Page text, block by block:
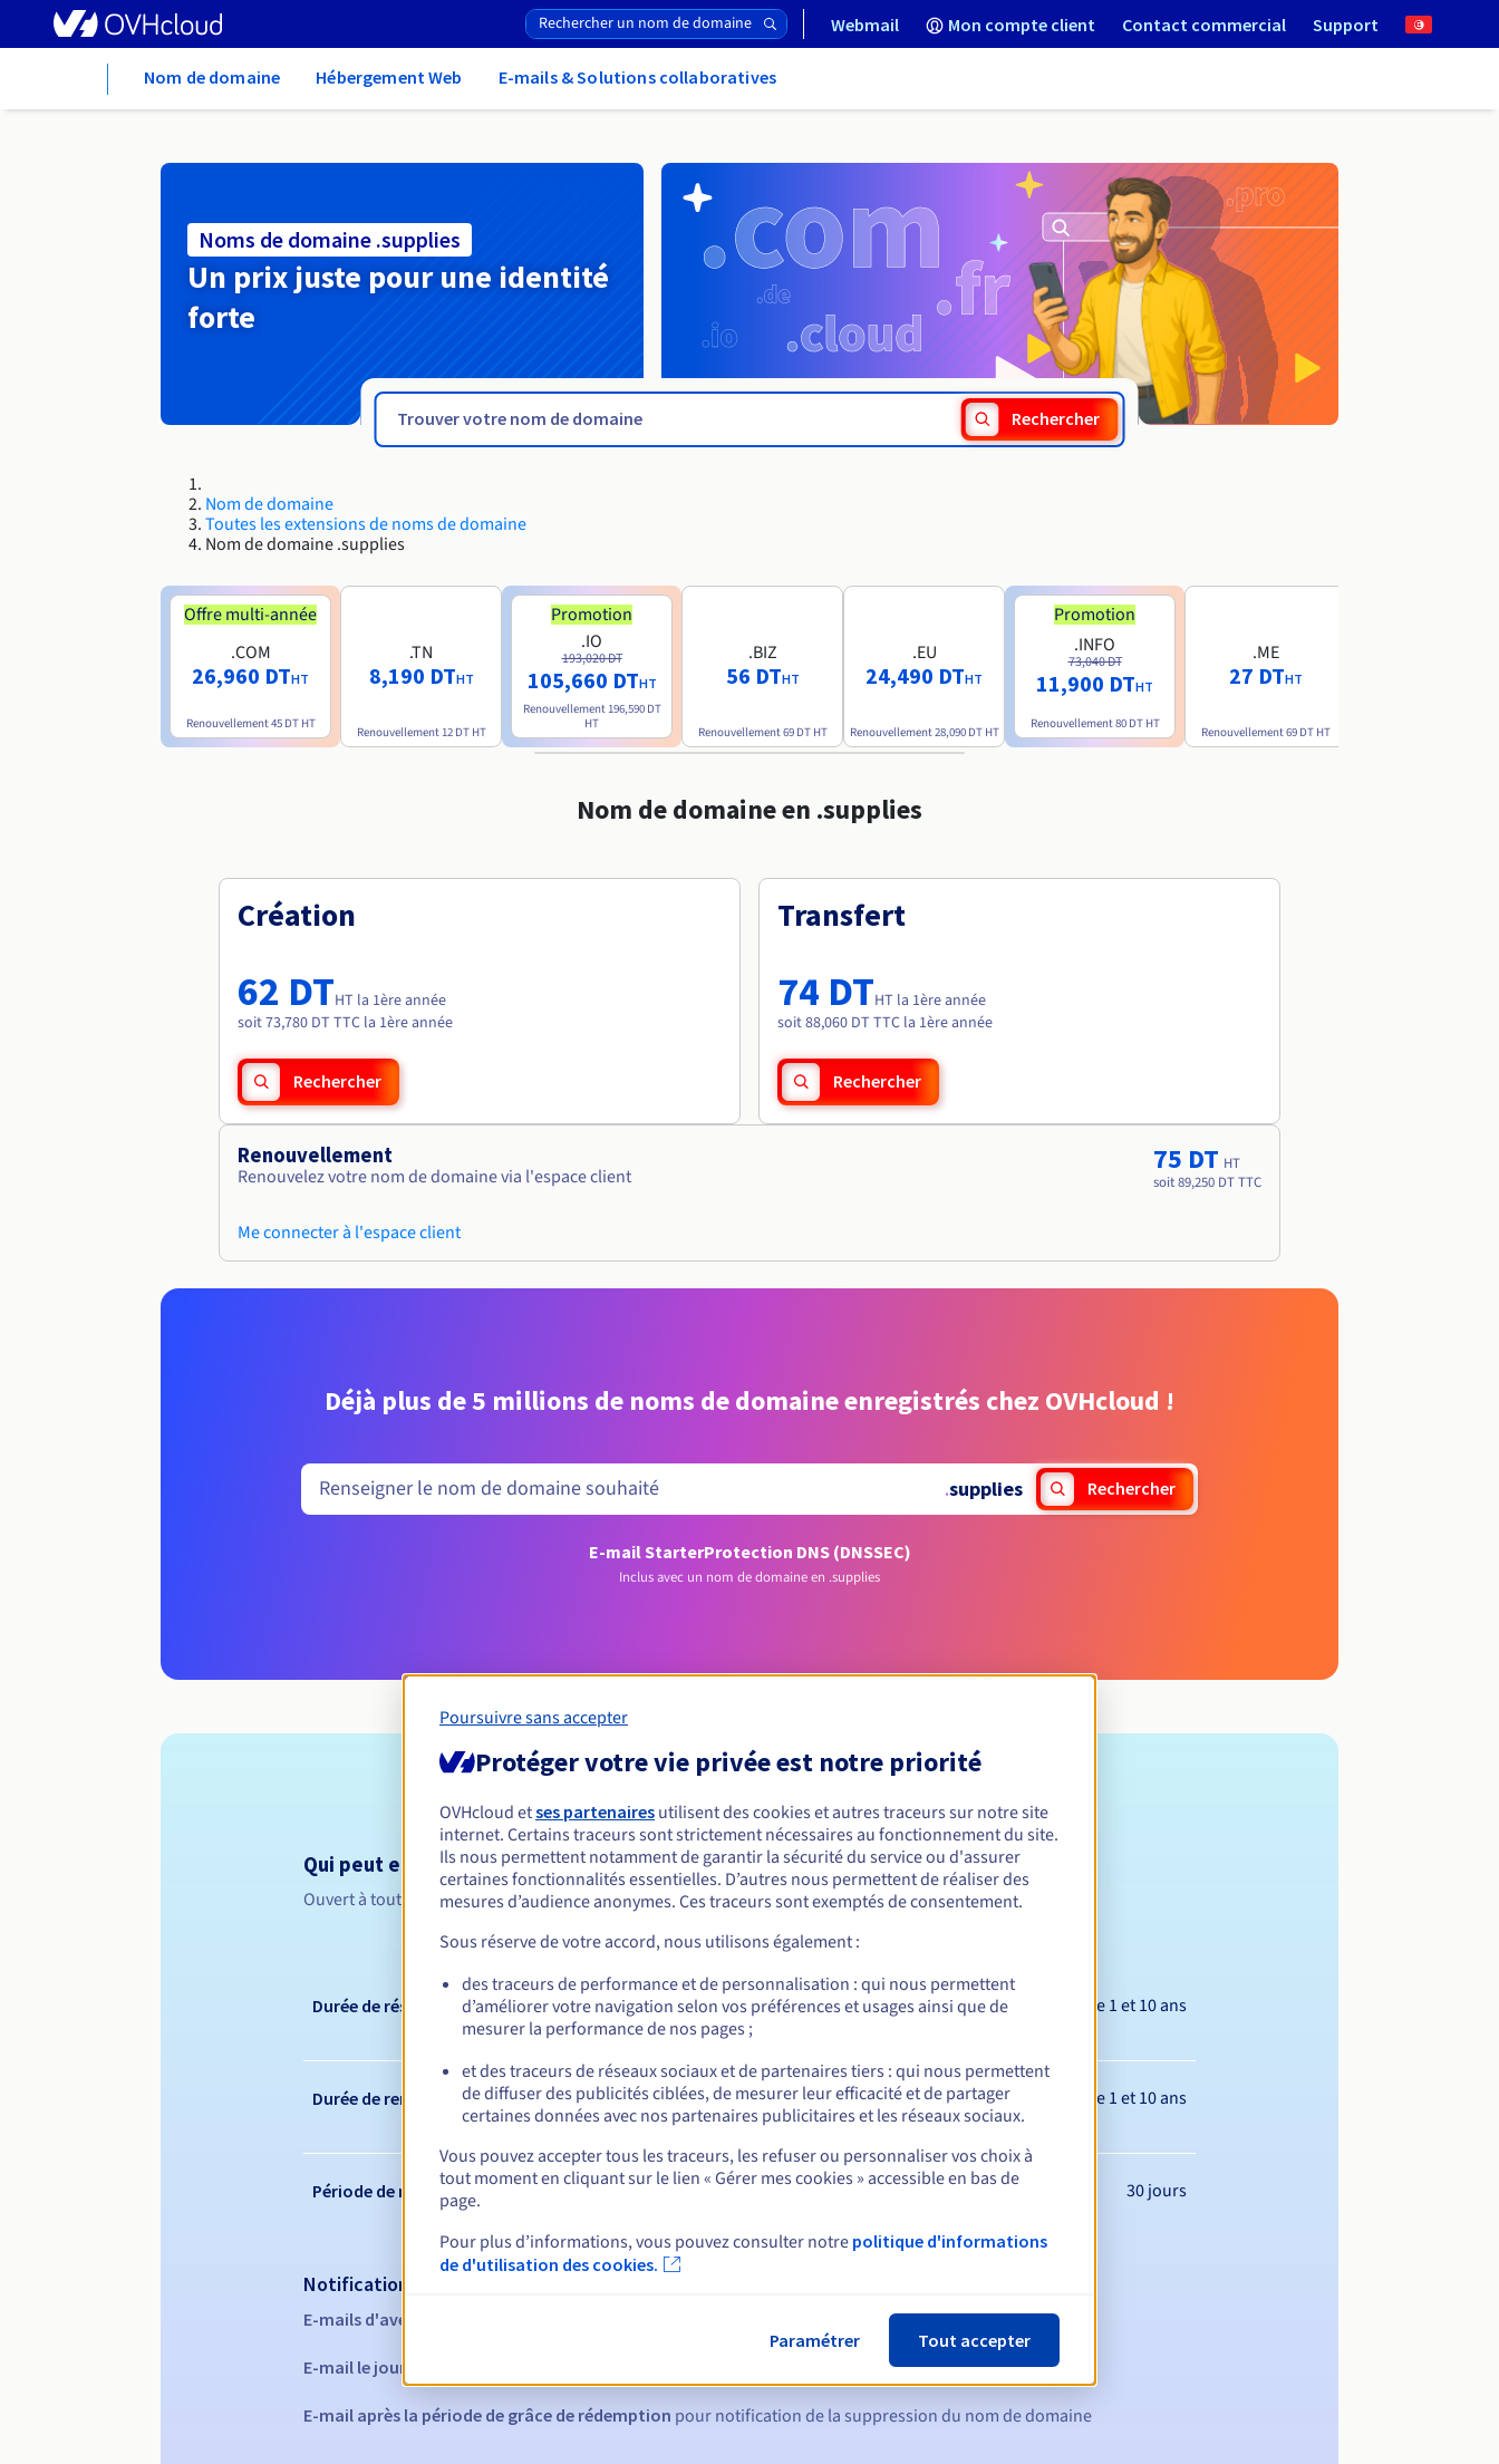
Webmail Mon compte client Contact commercial Support
Nom de domaine Hébergement Web E-mails & Solutions collaboratives
Noms de domaine .supplies
Un prix juste pour une identité
forte
Rechercher
Nom de domaine
Toutes les extensions de noms de domaine
Nom de domaine .supplies
Offre multi-année
.COM
26,960 DTHT
Renouvellement45 DT HT
.TN
8,190 DTHT
Renouvellement 12 DT HT
Promotion
.IO
193,020 DT
105,660 DTHT
Renouvellement 196,590 DT
HT
.BIZ
56 DTHT
Renouvellement69 DT HT
.EU
24,490 DTHT
Renouvellement28,090 DT HT
Promotion
.INFO
73,040 DT
11,900 DTHT
Renouvellement80 DT HT
.ME
27 DTHT
Renouvellement69 DT HT
Nom de domaine en .supplies
Création
62 DTHT la 1ère année
soit 73,780 DT TTC la 1ère année
Rechercher
Transfert
74 DTHT la 1ère année
soit 88,060 DT TTC la 1ère année
Rechercher
Renouvellement
Renouvelez votre nom de domaine via l'espace client
Me connecter à l'espace client
75 DT HT
soit 89,250 DT TTC
Déjà plus de 5 millions de noms de domaine enregistrés chez OVHcloud !
.supplies Rechercher
E-mail StarterProtection DNS (DNSSEC)
Inclus avec un nom de domaine en .supplies
Conditions d'éligibilité
Qui peut enregistrer un .supplies ?
Ouvert à toutes les personnes physiques ou morales, sans restriction géographique.
Règles de gestion et notifications
Durée de réservation Entre 1 et 10 ans
Durée de renouvellement Entre 1 et 10 ans
Période de rédemption 30 jours
Notifications automatiques :
E-mails d'avertissement :
E-mail le jour de l'expiration pour notification de la suspension du nom de domaine
E-mail après la période de grâce de rédemption pour notification de la suppression du nom de domaine
Poursuivre sans accepter
Protéger votre vie privée est notre priorité
OVHcloud etses partenaires utilisent des cookies et autres traceurs sur notre site
internet. Certains traceurs sont strictement nécessaires au fonctionnement du site.
Ils nous permettent notamment de garantir la sécurité du service ou d'assurer
certaines fonctionnalités essentielles. D’autres nous permettent de réaliser des
mesures d’audience anonymes. Ces traceurs sont exemptés de consentement.
Sous réserve de votre accord, nous utilisons également :
des traceurs de performance et de personnalisation : qui nous permettent
d’améliorer votre navigation selon vos préférences et usages ainsi que de
mesurer la performance de nos pages ;
et des traceurs de réseaux sociaux et de partenaires tiers : qui nous permettent
de diffuser des publicités ciblées, de mesurer leur efficacité et de partager
certaines données avec nos partenaires publicitaires et les réseaux sociaux.
Vous pouvez accepter tous les traceurs, les refuser ou personnaliser vos choix à
tout moment en cliquant sur le lien « Gérer mes cookies » accessible en bas de
page.
Pour plus d’informations, vous pouvez consulter notre politique d'informations
de d'utilisation des cookies.
Paramétrer Tout accepter